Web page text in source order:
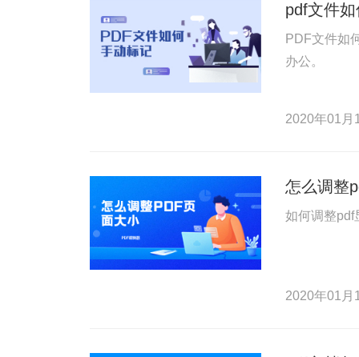
pdf文件
PDF文件如
办公。
2020年01月
怎么调整
如何调整pdf
2020年01月